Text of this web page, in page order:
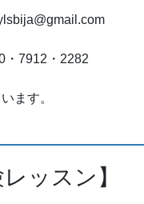
・7912・2282
ます。
レッスン】